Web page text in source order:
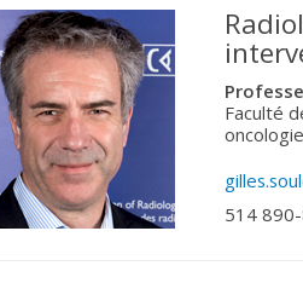
Faculté
514